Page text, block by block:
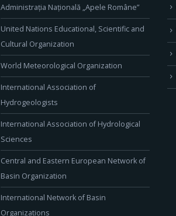
Administrația Națională „Apele Române”
United Nations Educational, Scientific and
Cultural Organization
World Meteorological Organization
International Association of
Hydrogeologists
International Association of Hydrological
Sciences
Central and Eastern European Network of
Basin Organization
International Network of Basin
Organizations